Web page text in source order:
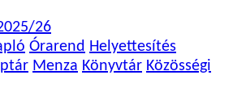
26
Órarend Helyettesítés
Menza Könyvtár Közösségi